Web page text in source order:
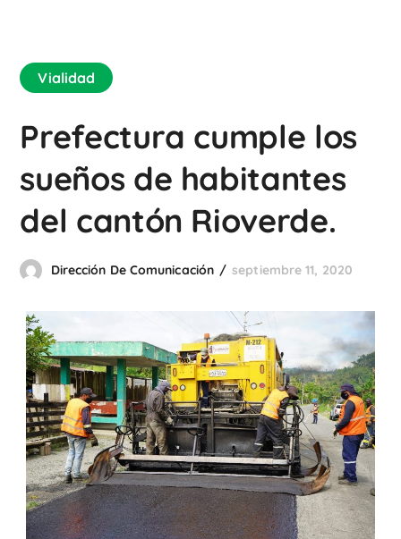
Vialidad
Prefectura cumple los
sueños de habitantes
del cantón Rioverde.
Dirección De Comunicación septiembre 11, 2020